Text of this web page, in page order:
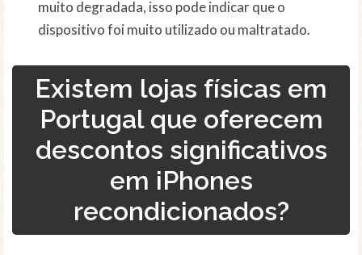
muito degradada, isso pode indicar que o
dispositivo foi muito utilizado ou maltratado.
Existem lojas físicas em
Portugal que oferecem
descontos significativos
em iPhones
recondicionados?